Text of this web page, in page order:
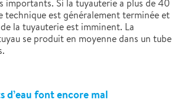
importants. Si la tuyauterie a plus de 40
technique est généralement terminée et
la tuyauterie est imminent. La
se produit en moyenne dans un tube
d’eau font encore mal